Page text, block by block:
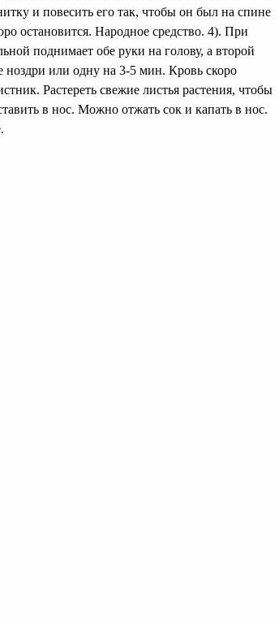
и повесить его так, чтобы он был на спине
остановится. Народное средство. 4). При
поднимает обе руки на голову, а второй
ноздри или одну на 3-5 мин. Кровь скоро
Растереть свежие листья растения, чтобы
в нос. Можно отжать сок и капать в нос.